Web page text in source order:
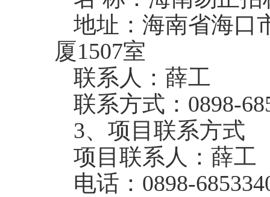
地址：海南省海口
厦1507室
联系人：薛工
联系方式：0898-
3、项目联系方式
项目联系人：薛工
电话：0898-